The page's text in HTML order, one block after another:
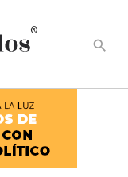
®
search